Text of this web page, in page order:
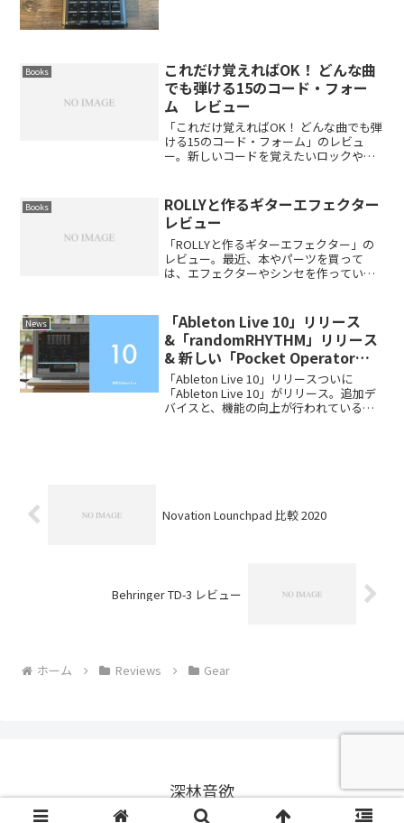
Books
これだけ覚えればOK！ どんな曲
でも弾ける15のコード・フォー
ム レビュー
「これだけ覚えればOK！ どんな曲でも弾
ける15のコード・フォーム」のレビュ
ー。新しいコードを覚えたいロックやパ
番の押さえ方や進行で、色々と弾ける事
も解っているが、物足...
Books
ROLLYと作るギターエフェクター
レビュー
「ROLLYと作るギターエフェクター」の
レビュー。最近、本やパーツを買って
は、エフェクターやシンセを作ってい
きないので、とにかく数作る事を目標
に、色々試行錯誤している。...
News
「Ableton Live 10」リリース
&「randomRHYTHM」リリース
& 新しい「Pocket Operator」
リリース
「Ableton Live 10」リリースついに
「Ableton Live 10」がリリース。追加デ
バイスと、機能の向上が行われている。
Novation Lounchpad 比較 2020
Behringer TD-3 レビュー
ホーム Reviews Gear
深林音欲
© 2014 深林音欲.